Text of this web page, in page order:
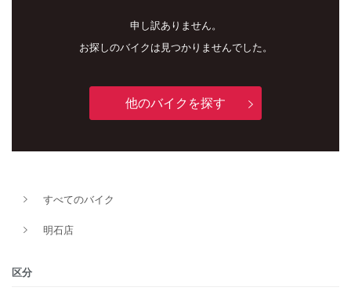
申し訳ありません。
お探しのバイクは見つかりませんでした。
他のバイクを探す
すべてのバイク
明石店
区分
新車
タイプ